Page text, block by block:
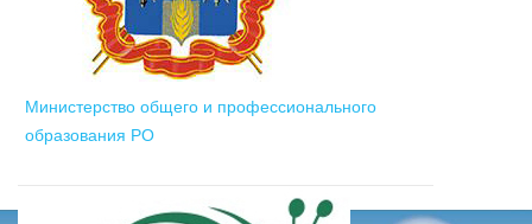
Министерство общего и профессионального
образования РО